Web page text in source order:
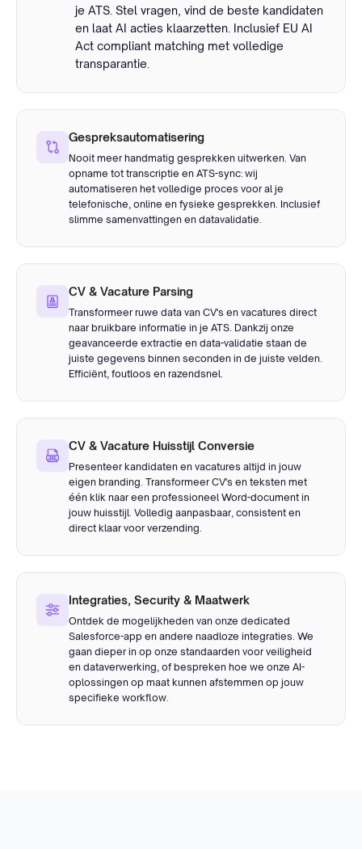
je ATS. Stel vragen, vind de beste kandidaten
en laat AI acties klaarzetten. Inclusief EU AI
Act compliant matching met volledige
transparantie.
Gespreksautomatisering
Nooit meer handmatig gesprekken uitwerken. Van
opname tot transcriptie en ATS-sync: wij
automatiseren het volledige proces voor al je
telefonische, online en fysieke gesprekken. Inclusief
slimme samenvattingen en datavalidatie.
CV & Vacature Parsing
Transformeer ruwe data van CV's en vacatures direct
naar bruikbare informatie in je ATS. Dankzij onze
geavanceerde extractie en data-validatie staan de
juiste gegevens binnen seconden in de juiste velden.
Efficiënt, foutloos en razendsnel.
CV & Vacature Huisstijl Conversie
Presenteer kandidaten en vacatures altijd in jouw
eigen branding. Transformeer CV's en teksten met
één klik naar een professioneel Word-document in
jouw huisstijl. Volledig aanpasbaar, consistent en
direct klaar voor verzending.
Integraties, Security & Maatwerk
Ontdek de mogelijkheden van onze dedicated
Salesforce-app en andere naadloze integraties. We
gaan dieper in op onze standaarden voor veiligheid
en dataverwerking, of bespreken hoe we onze AI-
oplossingen op maat kunnen afstemmen op jouw
specifieke workflow.